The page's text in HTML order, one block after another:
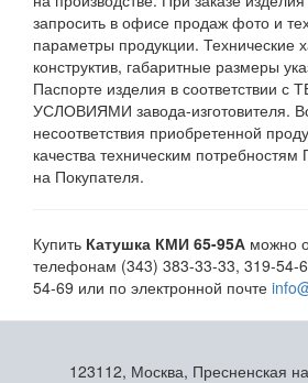
запросить в офисе продаж фото и
параметры продукции. Технические
конструктив, габаритные размеры
Паспорте изделия в соответствии
УСЛОВИЯМИ завода-изготовителя.
несоответствия приобретенной
качества техническим потребностям
на Покупателя.
Купить Катушка КМИ 65-95А можно
телефонам (343) 383-33-33, 319-54-
54-69 или по электронной почте
123112, Москва, Пресненская